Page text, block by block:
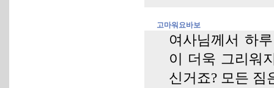
고마워요바보
여사님께서 하
이 더욱 그리워
신거죠? 모든 짐